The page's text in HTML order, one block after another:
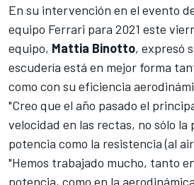
En su intervención en el evento
equipo Ferrari para 2021 este
equipo, Mattia Binotto, expresó
escudería está en mejor forma
como con su eficiencia
"Creo que el año pasado el
velocidad en las rectas, no sólo
potencia como la resistencia (al
"Hemos trabajado mucho, tanto
potencia, como en la